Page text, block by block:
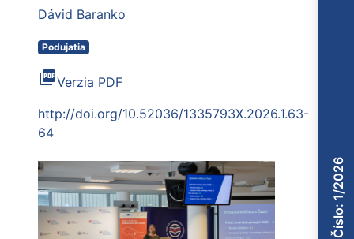
Dávid Baranko
Podujatia
picture_as_pdfVerzia PDF
http://doi.org/10.52036/1335793X.2026.1.63-
64
Číslo: 1/2026